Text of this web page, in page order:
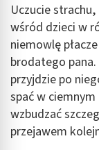
Uczucie
wśród dzieci w
niemowlę
brodatego
przyjdzie po
spać w
wzbudzać
przejawem